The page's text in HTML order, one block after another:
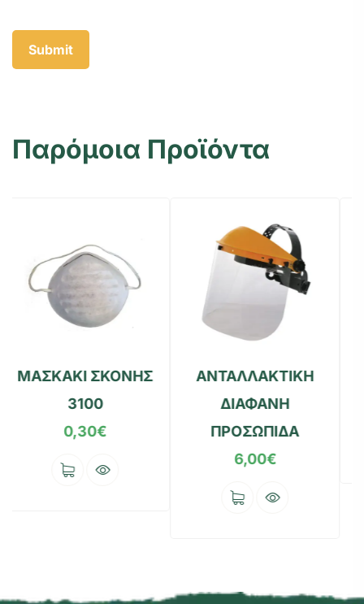
Παρόμοια Προϊόντα
ΑΝΤΑΛΛΑΚΤΙΚΗ
ΔΙΑΦΑΝΗ
ΠΡΟΣΩΠΙΔΑ
ΓΑΝΤΙΑ NBR
2,50